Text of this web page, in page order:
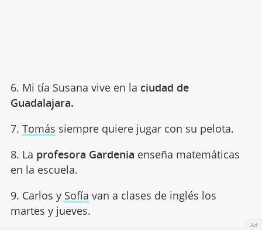
6. Mi tía Susana vive en la ciudad de
Guadalajara.
7. Tomás siempre quiere jugar con su pelota.
8. La profesora Gardenia enseña matemáticas
en la escuela.
9. Carlos y Sofía van a clases de inglés los
martes y jueves.
Ad